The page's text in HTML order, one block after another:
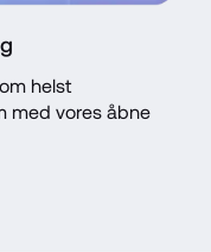
helst
med vores åbne